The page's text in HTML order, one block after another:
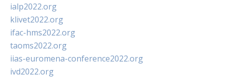
ialp2022.org
klivet2022.org
ifac-hms2022.org
taoms2022.org
iias-euromena-conference2022.org
ivd2022.org